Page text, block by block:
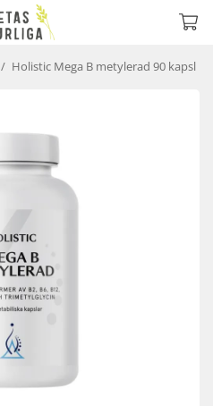
/ Holistic Mega B metylerad 90 kapsl